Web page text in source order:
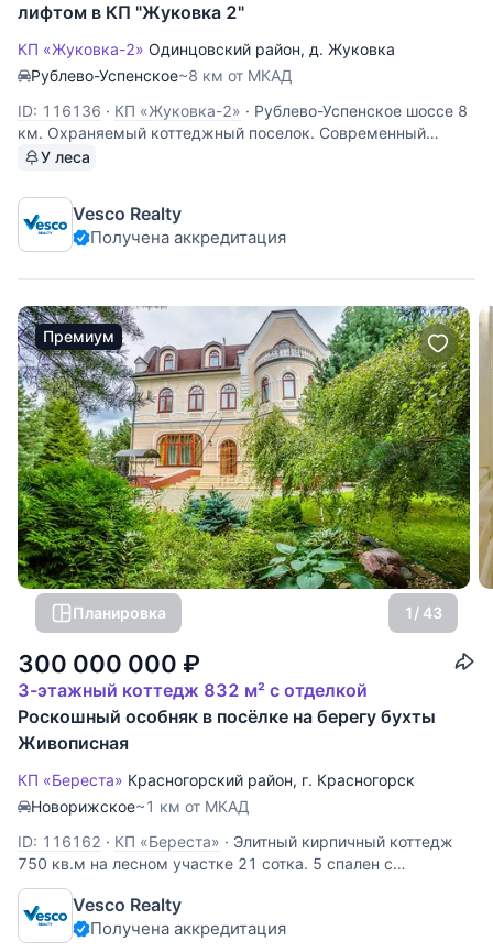
лифтом в КП "Жуковка 2"
КП «Жуковка-2» Одинцовский район, д. Жуковка
Рублево-Успенское~8 км от МКАД
ID: 116136 · КП «Жуковка-2» · Рублево-Успенское шоссе 8
км. Охраняемый коттеджный поселок. Современный
меблированный дом 800 кв.м под ключ с лифтом: 1-й
выходом на патио, кухня-столовая с выходом на патио. 2-й
этаж: холл,
У леса
Vesco Realty
Получена аккредитация
Премиум
Планировка 1/ 43
300 000 000 ₽
3-этажный коттедж 832 м² с отделкой
Роскошный особняк в посёлке на берегу бухты
Живописная
КП «Береста» Красногорский район, г. Красногорск
Новорижское~1 км от МКАД
ID: 116162 · КП «Береста» · Элитный кирпичный коттедж
750 кв.м на лесном участке 21 сотка. 5 спален с
санузлами и гардеробными, кабинет, сауна, спортзал.
Выполнена высококачественная отделка с применением
дорогих материалов. Кондиционирование и видео-
Vesco Realty
Получена аккредитация